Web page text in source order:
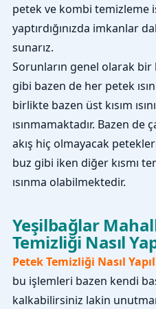
petek ve kombi temizleme
yaptırdığınızda imkanlar
sunarız.
Sorunların genel olarak
gibi bazen de her petek
birlikte bazen üst kısım
ısınmamaktadır. Bazen
akış hiç olmayacak
buz gibi iken diğer kısmı
ısınma olabilmektedir.
Yeşilbağlar
Temizliği Nasıl
Petek Temizliği Nasıl
bu işlemleri bazen kendi
kalkabilirsiniz lakin